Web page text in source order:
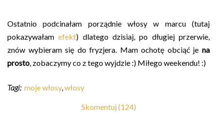
Ostatnio podcinałam porządnie włosy w marcu (tutaj
pokazywałamefekt) dlatego dzisiaj, po długiej przerwie,
znów wybieram się do fryzjera. Mam ochotę obciąć je na
prosto, zobaczymy co z tego wyjdzie :) Miłego weekendu! :)
Tagi: moje włosy,włosy
Skomentuj (124)